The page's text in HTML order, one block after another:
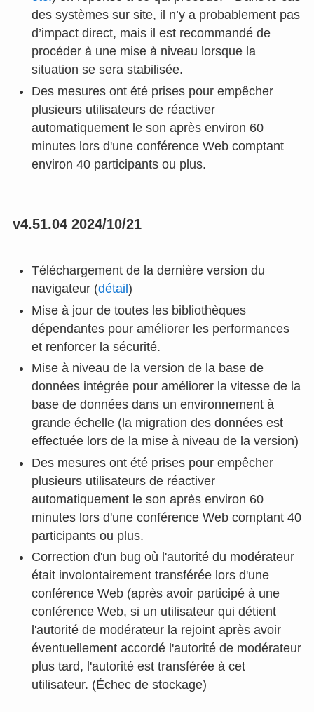
des systèmes sur site, il n’y a probablement pas
d’impact direct, mais il est recommandé de
procéder à une mise à niveau lorsque la
situation se sera stabilisée.
Des mesures ont été prises pour empêcher
plusieurs utilisateurs de réactiver
automatiquement le son après environ 60
minutes lors d'une conférence Web comptant
environ 40 participants ou plus.
v4.51.04 2024/10/21
Téléchargement de la dernière version du
navigateur (détail )
Mise à jour de toutes les bibliothèques
dépendantes pour améliorer les performances
et renforcer la sécurité.
Mise à niveau de la version de la base de
données intégrée pour améliorer la vitesse de la
base de données dans un environnement à
grande échelle (la migration des données est
effectuée lors de la mise à niveau de la version)
Des mesures ont été prises pour empêcher
plusieurs utilisateurs de réactiver
automatiquement le son après environ 60
minutes lors d'une conférence Web comptant 40
participants ou plus.
Correction d'un bug où l'autorité du modérateur
était involontairement transférée lors d'une
conférence Web (après avoir participé à une
conférence Web, si un utilisateur qui détient
l'autorité de modérateur la rejoint après avoir
éventuellement accordé l'autorité de modérateur
plus tard, l'autorité est transférée à cet
utilisateur. (Échec de stockage)